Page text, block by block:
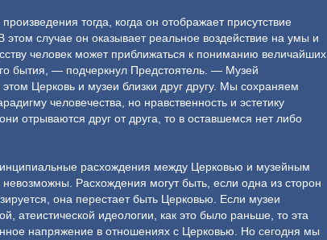
тогда, когда он отображает присутствие
этом случае он оказывает реальное воздействие на умы и
человек может приближаться к пониманию величайших
бытия, — подчеркнул Предстоятель. — Музей
Церковь и музеи близки друг другу. Мы сохраняем
человечества, но нравственность и эстетику
отрываются друг от друга, то в оставшемся нет либо
расхождения между Церковью и музейным
Расхождения могут быть, если одна из сторон
она перестает быть Церковью. Если музеи
атеистической идеологии, как это было раньше, то эта
напряжение в отношениях с Церковью. Но сегодня мы